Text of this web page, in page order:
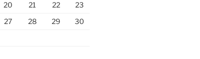
20 21 22
23
27 28 29
30